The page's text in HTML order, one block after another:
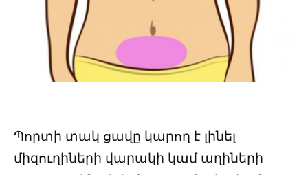
Պորտի տակ ցավը կարող է լինել
միզուղիների վարակի կամ աղիների